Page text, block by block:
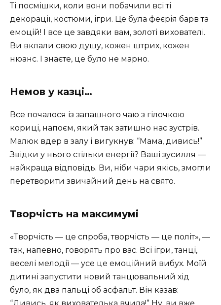
Ті посмішки, коли вони побачили всі ті
декорації, костюми, ігри. Це була феєрія барв та
емоцій! І все це завдяки вам, золоті вихователі.
Ви вклали свою душу, кожен штрих, кожен
нюанс. І знаєте, це було не марно.
Немов у казці…
Все почалося із запашного чаю з гілочкою
кориці, напоєм, який так затишно нас зустрів.
Малюк вдер в залу і вигукнув: “Мама, дивись!”
Звідки у нього стільки енергії? Ваші зусилля —
найкраща відповідь. Ви, ніби чари якісь, змогли
перетворити звичайний день на свято.
Творчість на максимумі
«Творчість — це спроба, творчість — це політ», —
так, напевно, говорять про вас. Всі ігри, танці,
веселі мелодії — усе це емоційний вибух. Моїй
дитині запустити новий танцювальний хід
було, як два пальці об асфальт. Він казав:
“Дивись, як вихователька вчила!” Ну, ви вже